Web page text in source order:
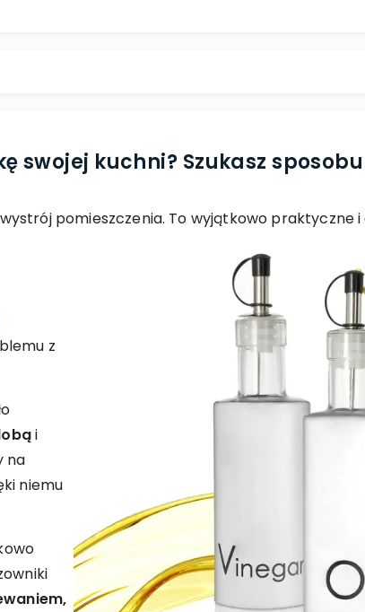
swojej kuchni? Szukasz
pomieszczenia. To wyjątkowo praktyczne
z
i
na
niemu